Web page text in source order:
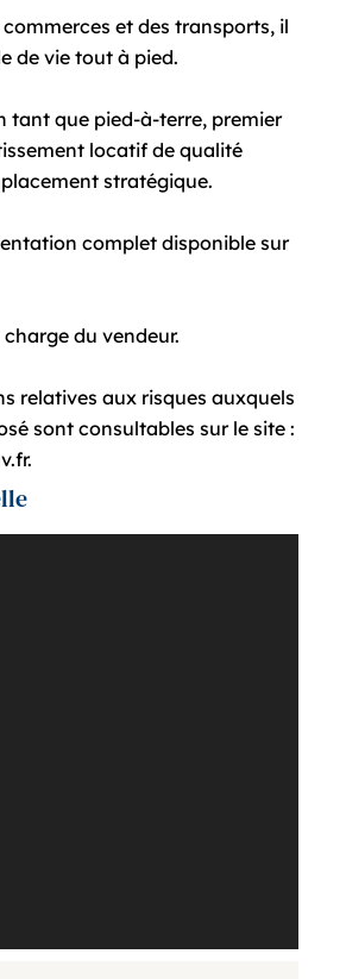
et des transports, il
de vie tout à pied.
tant que pied-à-terre, premier
locatif de qualité
stratégique.
complet disponible sur
du vendeur.
relatives aux risques auxquels
sont consultables sur le site :